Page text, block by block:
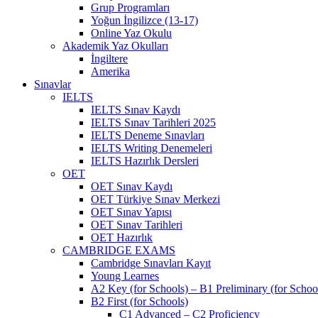
Grup Programları
Yoğun İngilizce (13-17)
Online Yaz Okulu
Akademik Yaz Okulları
İngiltere
Amerika
Sınavlar
IELTS
IELTS Sınav Kaydı
IELTS Sınav Tarihleri 2025
IELTS Deneme Sınavları
IELTS Writing Denemeleri
IELTS Hazırlık Dersleri
OET
OET Sınav Kaydı
OET Türkiye Sınav Merkezi
OET Sınav Yapısı
OET Sınav Tarihleri
OET Hazırlık
CAMBRIDGE EXAMS
Cambridge Sınavları Kayıt
Young Learnes
A2 Key (for Schools) – B1 Preliminary (for
B2 First (for Schools)
C1 Advanced – C2 Proficiency